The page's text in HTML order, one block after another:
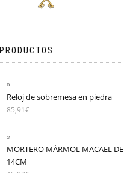
PRODUCTOS
Reloj de sobremesa en piedra
85,91€
MORTERO MÁRMOL MACAEL DE
14CM